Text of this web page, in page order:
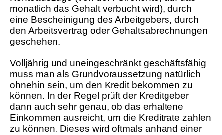
monatlich das Gehalt verbucht wird), durch
eine Bescheinigung des Arbeitgebers, durch
den Arbeitsvertrag oder Gehaltsabrechnungen
geschehen.
Volljährig und uneingeschränkt geschäftsfähig
muss man als Grundvoraussetzung natürlich
ohnehin sein, um den Kredit bekommen zu
können. In der Regel prüft der Kreditgeber
dann auch sehr genau, ob das erhaltene
Einkommen ausreicht, um die Kreditrate zahlen
zu können. Dieses wird oftmals anhand einer